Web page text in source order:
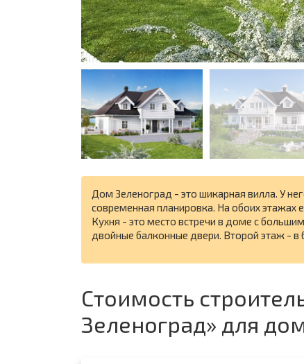
Дом Зеленоград - это шикарная вилла. У
современная планировка. На обоих этажах
Кухня - это место встречи в доме с
двойные балконные двери. Второй этаж - в
Стоимость
Зеленоград» для